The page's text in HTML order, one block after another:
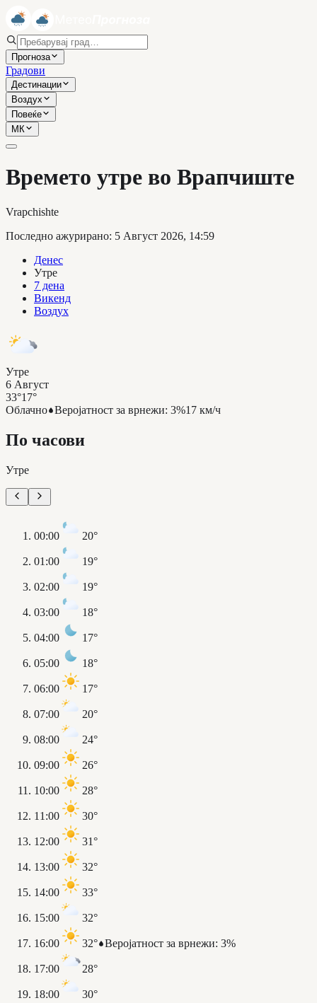
Прогноза
Градови
Дестинации
Воздух
Повеќе
МК
Времето утре во Врапчиште
Vrapchishte
Последно ажурирано: 5 Август 2026, 14:59
Денес
Утре
7 дена
Викенд
Воздух
Утре
6 Август
33°17°
Облачно Веројатност за врнежи: 3%17 км/ч
По часови
Утре
00:00 20°
01:00 19°
02:00 19°
03:00 18°
04:00 17°
05:00 18°
06:00 17°
07:00 20°
08:00 24°
09:00 26°
10:00 28°
11:00 30°
12:00 31°
13:00 32°
14:00 33°
15:00 32°
16:00 32° Веројатност за врнежи: 3%
17:00 28°
18:00 30°